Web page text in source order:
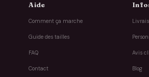
Aide
Comment ça marche
Guide des tailles
FAQ
Contact
Avis
Blog